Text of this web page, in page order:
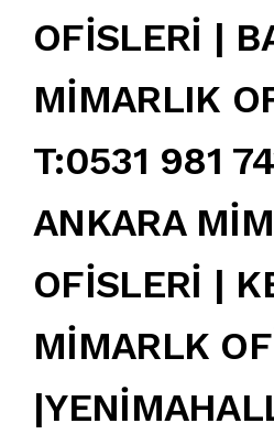
OFİSLERİ |
MİMARLIK
T:0531 981
ANKARA
OFİSLERİ |
MİMARLK